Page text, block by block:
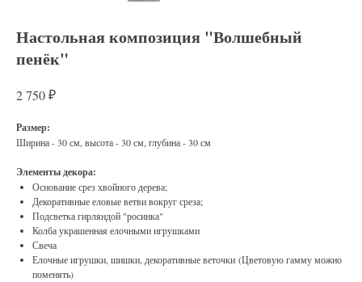
Настольная композиция "Волшебный
пенёк"
2 750₽
Размер:
Ширина - 30 см, высота - 30 см, глубина - 30 см
Элементы декора:
Основание срез хвойного дерева;
Декоративные еловые ветви вокруг среза;
Подсветка гирляндой "росинка"
Колба украшенная елочными игрушками
Свеча
Елочные игрушки, шишки, декоративные веточки (Цветовую гамму можно
поменять)